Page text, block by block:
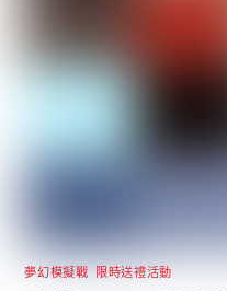
夢幻模擬戰 限時送禮活動